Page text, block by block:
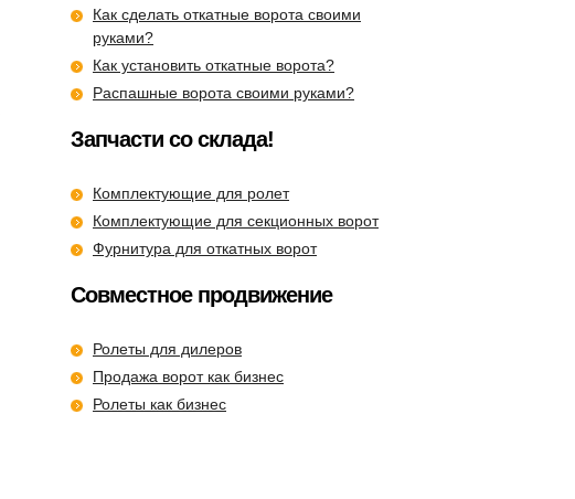
Как сделать откатные ворота своими
руками?
Как установить откатные ворота?
Распашные ворота своими руками?
Запчасти со склада!
Комплектующие для ролет
Комплектующие для секционных ворот
Фурнитура для откатных ворот
Совместное продвижение
Ролеты для дилеров
Продажа ворот как бизнес
Ролеты как бизнес